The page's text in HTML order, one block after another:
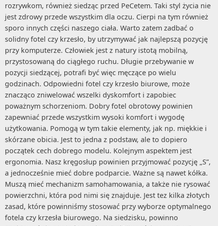
rozrywkom, również siedząc przed PeCetem. Taki styl życia nie
jest zdrowy przede wszystkim dla oczu. Cierpi na tym również
sporo innych części naszego ciała. Warto zatem zadbać o
solidny fotel czy krzesło, by utrzymywać jak najlepszą pozycję
przy komputerze. Człowiek jest z natury istotą mobilną,
przystosowaną do ciągłego ruchu. Długie przebywanie w
pozycji siedzącej, potrafi być więc męczące po wielu
godzinach. Odpowiedni fotel czy krzesło biurowe, może
znacząco zniwelować wszelki dyskomfort i zapobiec
poważnym schorzeniom. Dobry fotel obrotowy powinien
zapewniać przede wszystkim wysoki komfort i wygodę
użytkowania. Pomogą w tym takie elementy, jak np. miękkie i
skórzane obicia. Jest to jedna z podstaw, ale to dopiero
początek cech dobrego modelu. Kolejnym aspektem jest
ergonomia. Nasz kręgosłup powinien przyjmować pozycję „S”,
a jednocześnie mieć dobre podparcie. Ważne są nawet kółka.
Muszą mieć mechanizm samohamowania, a także nie rysować
powierzchni, która pod nimi się znajduje. Jest tez kilka złotych
zasad, które powinniśmy stosować przy wyborze optymalnego
fotela czy krzesła biurowego. Na siedzisku, powinno